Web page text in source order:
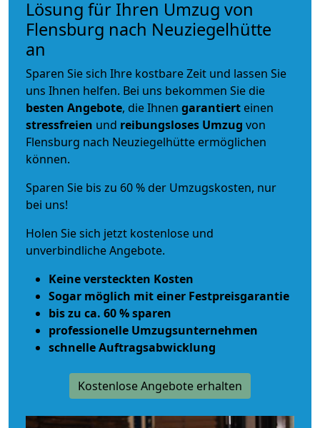
Lösung für Ihren Umzug von
Flensburg nach Neuziegelhütte
an
Sparen Sie sich Ihre kostbare Zeit und lassen Sie
uns Ihnen helfen. Bei uns bekommen Sie die
besten Angebote, die Ihnen garantiert einen
stressfreien und reibungsloses Umzug von
Flensburg nach Neuziegelhütte ermöglichen
können.
Sparen Sie bis zu 60 % der Umzugskosten, nur
bei uns!
Holen Sie sich jetzt kostenlose und
unverbindliche Angebote.
Keine versteckten Kosten
Sogar möglich mit einer Festpreisgarantie
bis zu ca. 60 % sparen
professionelle Umzugsunternehmen
schnelle Auftragsabwicklung
Kostenlose Angebote erhalten